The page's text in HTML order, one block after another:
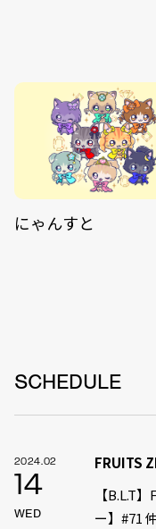
にゃんすと
SCHEDULE
2024.02
14
WED
FRUITS
【B.L.T
ー】#71